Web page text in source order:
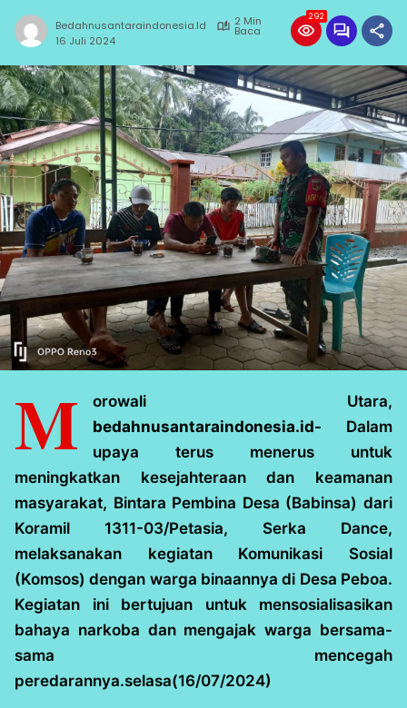
Bedahnusantaraindonesia.id 2 Min
Baca
16 Juli 2024
292
M
orowali Utara,
bedahnusantaraindonesia.id- Dalam
upaya terus menerus untuk
meningkatkan kesejahteraan dan keamanan
masyarakat, Bintara Pembina Desa (Babinsa) dari
Koramil 1311-03/Petasia, Serka Dance,
melaksanakan kegiatan Komunikasi Sosial
(Komsos) dengan warga binaannya di Desa Peboa.
Kegiatan ini bertujuan untuk mensosialisasikan
bahaya narkoba dan mengajak warga bersama-
sama mencegah
peredarannya.selasa(16/07/2024)